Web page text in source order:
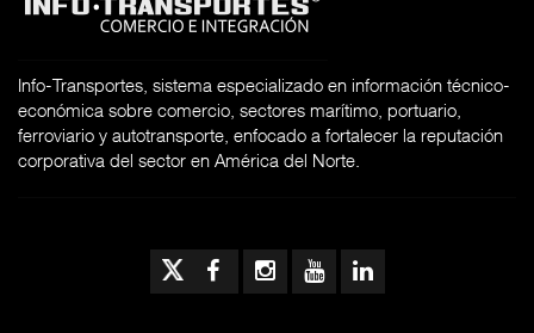
Info-Transportes, sistema especializado en información técnico-
económica sobre comercio, sectores marítimo, portuario,
ferroviario y autotransporte, enfocado a fortalecer la reputación
corporativa del sector en América del Norte.